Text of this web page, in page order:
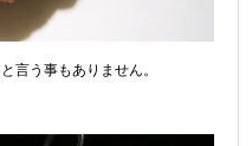
言う事もありません。